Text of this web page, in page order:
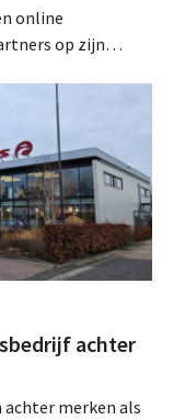
online
op zijn
stapsgewijs
achter
merken als